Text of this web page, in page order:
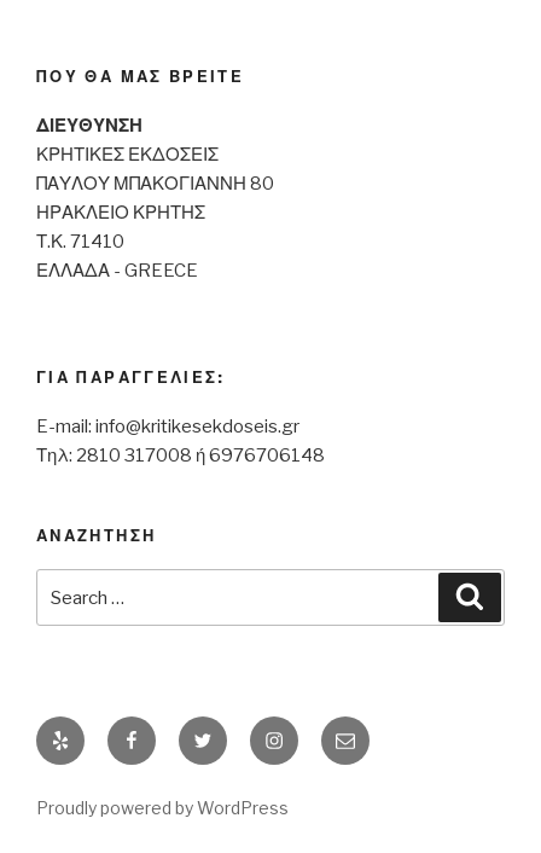
ΠΟΥ ΘΑ ΜΑΣ ΒΡΕΙΤΕ
ΔΙΕΥΘΥΝΣΗ
ΚΡΗΤΙΚΕΣ ΕΚΔΟΣΕΙΣ
ΠΑΥΛΟΥ ΜΠΑΚΟΓΙΑΝΝΗ 80
ΗΡΑΚΛΕΙΟ ΚΡΗΤΗΣ
Τ.Κ. 71410
ΕΛΛΑΔΑ - GREECE
ΓΙΑ ΠΑΡΑΓΓΕΛΙΕΣ:
E-mail: info@kritikesekdoseis.gr
Τηλ: 2810 317008 ή 6976706148
ΑΝΑΖΗΤΗΣΗ
Yelp FacebookTwitter InstagramEmail
Proudly powered by WordPress